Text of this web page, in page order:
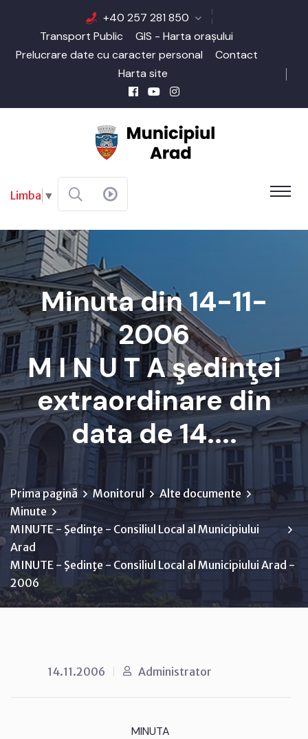
+40 257 281 850
Transport Public
GIS - Harta orașului
Prelucrare date cu caracter personal
Contact
Harta site
Limba ▼
Minuta din 14-11-
2006
M I N U T A şedinţei
extraordinare din
data de 14....
Prima pagină Monitorul
Alte documente
Minute
MINUTE - Şedinţe - Consiliul Local al Municipiului
Arad
MINUTE - Şedinţe - Consiliul Local al Municipiului Arad -
2006
14.11.2006 Administrator
MINUTA